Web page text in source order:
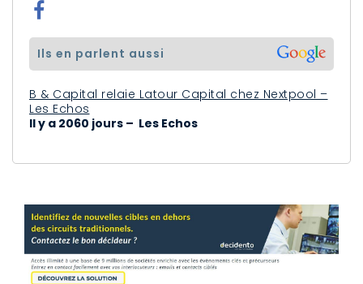
ils en parlent aussi
B & Capital relaie Latour Capital chez Nextpool –
Les Echos
Il y a 2060 jours – Les Echos